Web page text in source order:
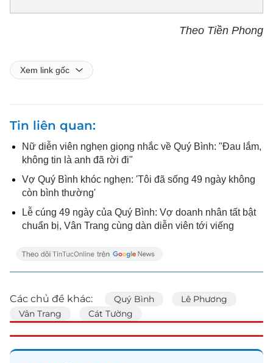
Theo Tiền Phong
Xem link gốc
Tin liên quan
Nữ diễn viên nghẹn giọng nhắc về Quý Bình: "Đau lắm,
không tin là anh đã rời đi"
Vợ Quý Bình khóc nghẹn: 'Tôi đã sống 49 ngày không
còn bình thường'
Lễ cúng 49 ngày của Quý Bình: Vợ doanh nhân tất bật
chuẩn bị, Vân Trang cùng dàn diễn viên tới viếng
Các chủ đề khác: Quý Bình
Lê Phương
Vân Trang
Cát Tường